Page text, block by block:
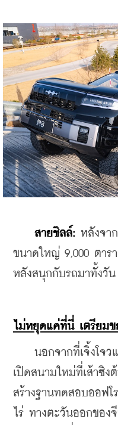
สายชิลล์: หลังจา
ขนาดใหญ่ 9,000 ตาร
หลังสนุกกับรถมาทั้งวัน
ไม่หยุดแค่ที่นี่ เตรียมข
นอกจากที่เจิ้งโจวแ
เปิดสนามใหม่ที่เส้าซิ
สร้างฐานทดสอบออฟโ
ไร่ ทางตะวันออกของ